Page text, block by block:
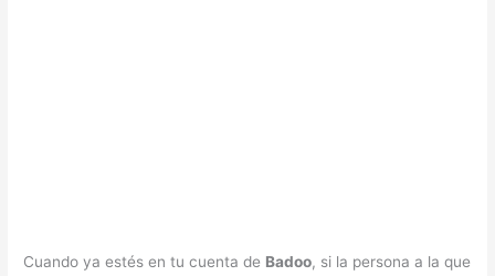
Cuando ya estés en tu cuenta de Badoo, si la persona a la que